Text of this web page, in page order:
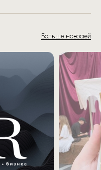
Больше новостей